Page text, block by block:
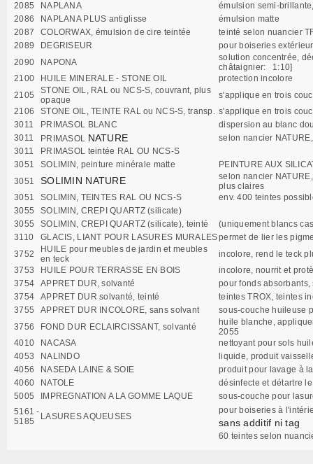
2085
NAPLANA
émulsion semi-
2086
NAPLANA PLUS antiglisse
émulsion matte
2087
COLORWAX, émulsion de cire teintée
teinté selon nuancier
2089
DEGRISEUR
pour boiseries
2090
NAPONA
solution concentrée,
châtaignier: 1:10]
2100
HUILE MINERALE - STONE OIL
protection incolore
2105
STONE OIL, RAL ou NCS-S, couvrant, plus
opaque
s'applique en trois
2106
STONE OIL, TEINTE RAL ou NCS-S, transp. s'applique en trois
3011
PRIMASOL BLANC
dispersion au blanc
3011
PRIMASOL NATURE
selon nancier
3011
PRIMASOL teintée RAL OU NCS-S
3051
SOLIMIN, peinture minérale matte
PEINTURE AUX
3051
SOLIMIN NATURE
selon nancier
plus claires
3051
SOLIMIN, TEINTES RAL OU NCS-S
env. 400 teintes
3055
SOLIMIN, CREPI QUARTZ (silicate)
3055
SOLIMIN, CREPI QUARTZ (silicate), teinté
(uniquement blancs
3110
GLACIS, LIANT POUR LASURES MURALESpermet de lier les
3752
HUILE pour meubles de jardin et meubles
en teck
incolore, rend le teck
3753
HUILE POUR TERRASSE EN BOIS
incolore, nourrit et
3754
APPRET DUR, solvanté
pour fonds
3754
APPRET DUR solvanté, teinté
teintes TROX, teintes
3755
APPRET DUR INCOLORE, sans solvant
sous-couche huileuse
3756
FOND DUR ECLAIRCISSANT, solvanté
huile blanche,
2055
4010
NACASA
nettoyant pour sols
4053
NALINDO
liquide, produit
4056
NASEDA LAINE & SOIE
produit pour lavage à
4060
NATOLE
désinfecte et détartre
5005
IMPREGNATION A LA GOMME LAQUE
sous-couche pour
5161 -
5185
LASURES AQUEUSES
pour boiseries à
sans additif ni tag
60 teintes selon